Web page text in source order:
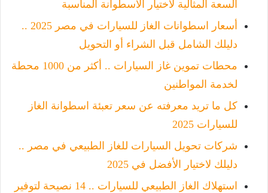
السعة المثالية لاختيار الأسطوانة المناسبة
أسعار اسطوانات الغاز للسيارات في مصر 2025 ..
دليلك الشامل قبل الشراء أو التحويل
محطات تموين غاز السيارات .. أكثر من 1000 محطة
لخدمة المواطنين
كل ما تريد معرفته عن سعر تعبئة اسطوانة الغاز
للسيارات 2025
شركات تحويل السيارات للغاز الطبيعي في مصر ..
دليلك لاختيار الأفضل في 2025
استهلاك الغاز الطبيعي للسيارات .. 14 نصيحة لتوفير